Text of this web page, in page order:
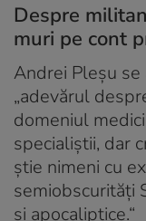
Despre
muri pe cont
Andrei Pleșu
„adevărul
domeniul
specialiștii, dar
știe nimeni cu
semiobscurități
și apocaliptice.“